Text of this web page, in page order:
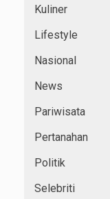
Kuliner
Lifestyle
Nasional
News
Pariwisata
Pertanahan
Politik
Selebriti